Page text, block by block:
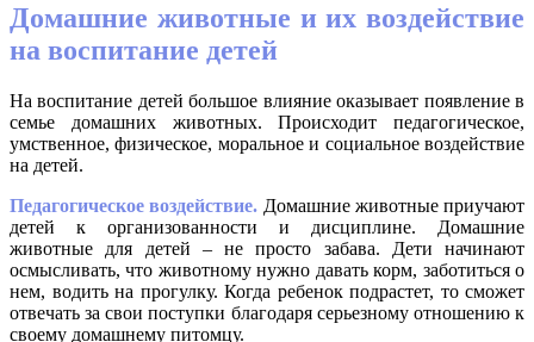
Домашние животные и их воздействие
на воспитание детей
На воспитание детей большое влияние оказывает появление в
семье домашних животных. Происходит педагогическое,
умственное, физическое, моральное и социальное воздействие
на детей.
Педагогическое воздействие. Домашние животные приучают
детей к организованности и дисциплине. Домашние
животные для детей – не просто забава. Дети начинают
осмысливать, что животному нужно давать корм, заботиться о
нем, водить на прогулку. Когда ребенок подрастет, то сможет
отвечать за свои поступки благодаря серьезному отношению к
своему домашнему питомцу.